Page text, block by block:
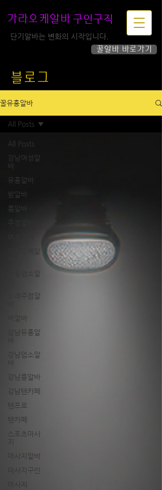
가라오케알바 구인구직
꿀알바 바로가기
단기알바는 변화의 시작입니다.
블로그
꿀유흥알바
All Posts
강남여성알
바
유흥알바
밤알바
룸알바
주점알바
가라오케알
유흥업소알
노래주점알
바알바
강남유흥알
강남업소알
바
강남룸알바
강남텐카페
텐프로
텐카페
스포츠마사
지
마사지알바
마사지구인
마사지
All Posts